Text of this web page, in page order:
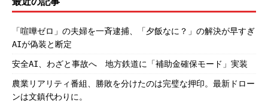
「喧嘩ゼロ」の夫婦を一斉逮捕、「夕飯なに？」の解決が早すぎ
AIが偽装と断定
安全AI、わざと事故へ 地方鉄道に「補助金確保モード」実装
農業リアリティ番組、勝敗を分けたのは完璧な押印。最新ドロー
ンは文鎮代わりに。